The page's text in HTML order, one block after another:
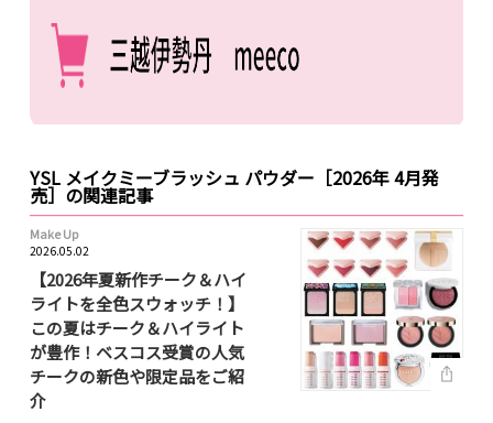
YSL メイクミーブラッシュ パウダー［2026年 4月発
売］の関連記事
Make Up
2026.05.02
【2026年夏新作チーク＆ハイ
ライトを全色スウォッチ！】
この夏はチーク＆ハイライト
が豊作！ベスコス受賞の人気
チークの新色や限定品をご紹
介